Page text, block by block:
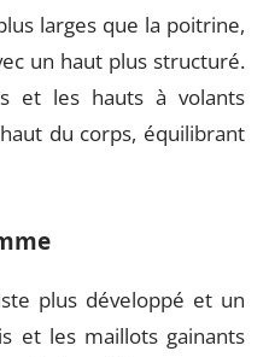
larges que la poitrine,
un haut plus structuré.
et les hauts à volants
du corps, équilibrant
plus développé et un
et les maillots gainants